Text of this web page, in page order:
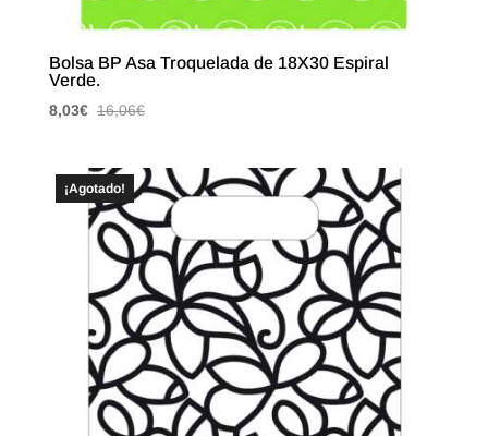
Bolsa BP Asa Troquelada de 18X30 Espiral
Verde.
8,03€ 16,06€
¡Agotado!